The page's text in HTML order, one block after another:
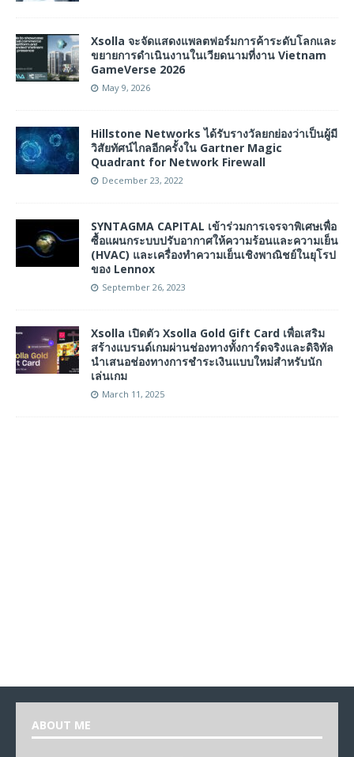
Xsolla จะจัดแสดงแพลตฟอร์มการค้าระดับโลกและ
ขยายการดำเนินงานในเวียดนามที่งาน Vietnam
GameVerse 2026
May 9, 2026
Hillstone Networks ได้รับรางวัลยกย่องว่าเป็นผู้มี
วิสัยทัศน์ไกลอีกครั้งใน Gartner Magic
Quadrant for Network Firewall
December 23, 2022
SYNTAGMA CAPITAL เข้าร่วมการเจรจาพิเศษเพื่อ
ซื้อแผนกระบบปรับอากาศให้ความร้อนและความเย็น
(HVAC) และเครื่องทำความเย็นเชิงพาณิชย์ในยุโรป
ของ Lennox
September 26, 2023
Xsolla เปิดตัว Xsolla Gold Gift Card เพื่อเสริม
สร้างแบรนด์เกมผ่านช่องทางทั้งการ์ดจริงและดิจิทัล
นำเสนอช่องทางการชำระเงินแบบใหม่สำหรับนัก
เล่นเกม
March 11, 2025
ABOUT ME